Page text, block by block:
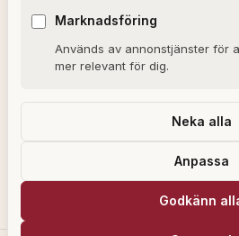
Nyhetsbrev
Allmänna villkor
Alxmedia kan få provision för köp som
som en del av våra affiliatepartnerskap
Marknadsföring
Används av annonstjänster för
mer relevant för dig.
Neka alla
Anpassa
Godkänn